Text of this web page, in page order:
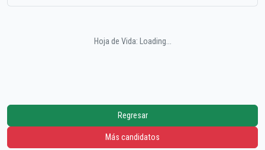
Hoja de Vida: Loading...
Regresar
Más candidatos